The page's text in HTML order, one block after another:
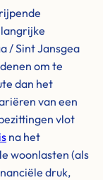
/ Sint Jansgea
om te
dan het
van een
vlot
na het
woonlasten (als
druk,